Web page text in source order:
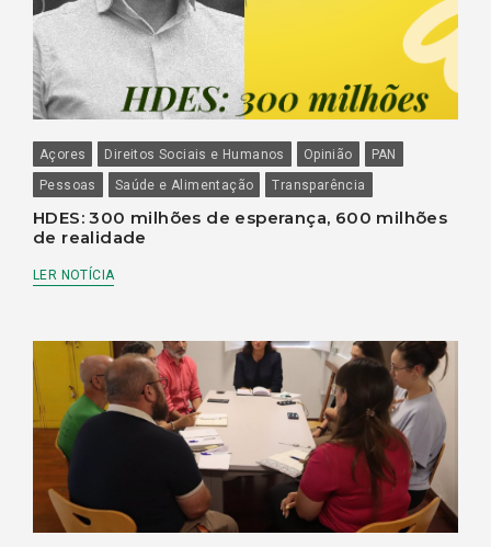
Açores Direitos Sociais e Humanos Opinião
PAN
Pessoas
Saúde e Alimentação Transparência
HDES: 300 milhões de esperança, 600 milhões
de realidade
LER NOTÍCIA